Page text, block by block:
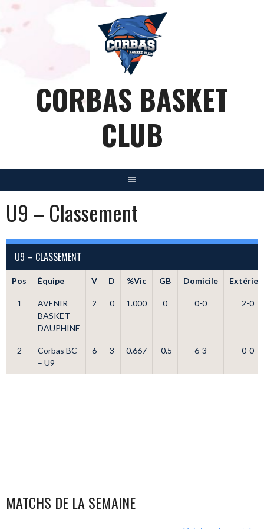
Aller
contenu
CORBAS BASKET
CLUB
U9 – Classement
U9 – CLASSEMENT
Pos Équipe V D %Vic GB Domicile
1
AVENIR
BASKET
DAUPHINE
2 0 1.000 0 0-0 2-0
2
Corbas BC
– U9
6 3 0.667 -0.5 6-3 0-0
MATCHS DE LA SEMAINE